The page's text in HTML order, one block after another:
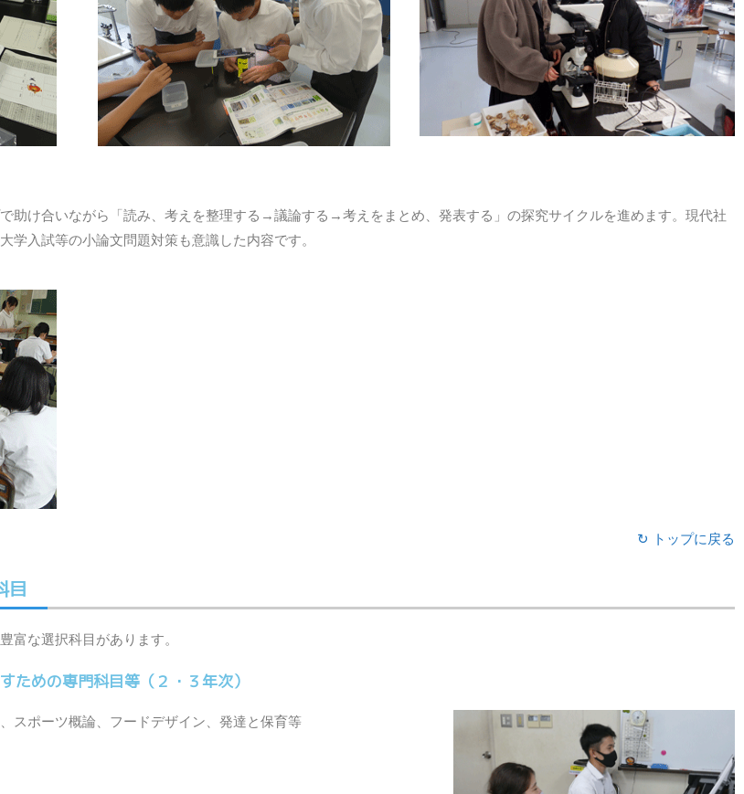
助け合いながら「読み、考えを整理する→議論する→考えをまとめ、発表する」の探究サイクルを進めます。現代社
学入試等の小論文問題対策も意識した内容です。
↻ トップに戻る
目
富な選択科目があります。
ための専門科目等（２・３年次）
スポーツ概論、フードデザイン、発達と保育等